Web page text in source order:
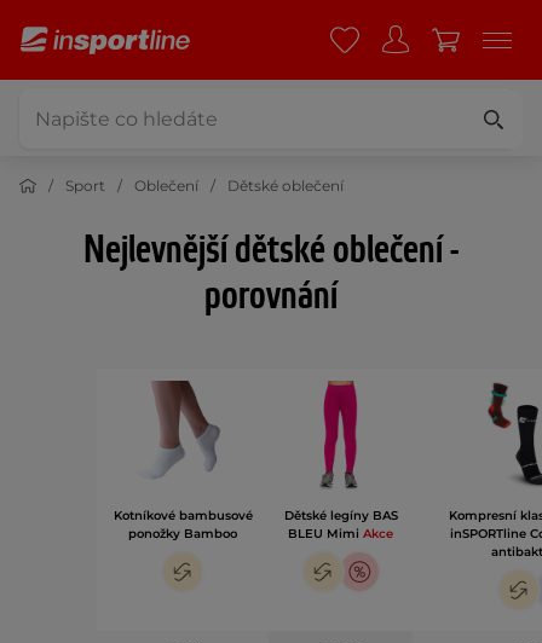
Sport Oblečení Dětské oblečení
Nejlevnější dětské oblečení -
porovnání
Kotníkové bambusové
ponožky Bamboo
Dětské legíny BAS
BLEU Mimi Akce
Kompresní
inSPORTline